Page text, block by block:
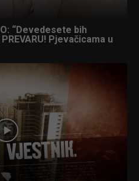
“Devedesete bih
Pjevačicama u